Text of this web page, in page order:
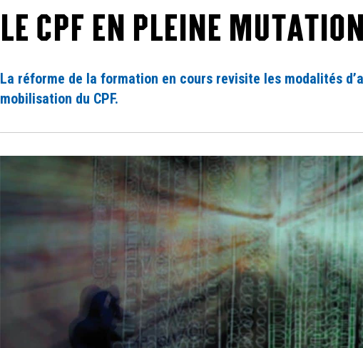
LE CPF EN PLEINE
La réforme de la formation en cours revisite les modalités
mobilisation du CPF.